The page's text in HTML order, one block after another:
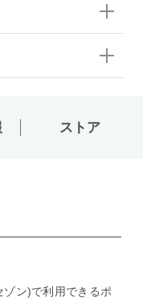
ストア
ン)で利用できるポ